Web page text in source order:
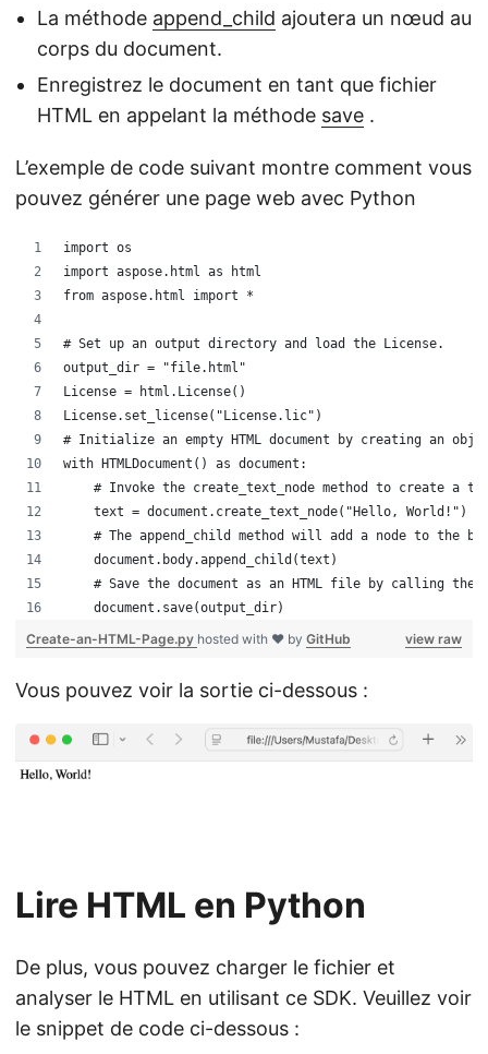
La méthode append_child ajoutera un nœud au
corps du document.
Enregistrez le document en tant que fichier
HTML en appelant la méthode save .
L’exemple de code suivant montre comment vous
pouvez générer une page web avec Python
import os
import aspose.html as html
from aspose.html import *
# Set up an output directory and load the License.
output_dir = "file.html"
License = html.License()
License.set_license("License.lic")
# Initialize an empty HTML document by creating an
with HTMLDocument() as document:
# Invoke the create_text_node method to create a
    text = document.create_text_node("Hello, World!")
# The append_child method will add a node to the
    document.body.append_child(text)
# Save the document as an HTML file by calling the
    document.save(output_dir)
view raw
Create-an-HTML-Page.py hosted with ❤ by GitHub
Vous pouvez voir la sortie ci-dessous :
Lire HTML en Python
De plus, vous pouvez charger le fichier et
analyser le HTML en utilisant ce SDK. Veuillez voir
le snippet de code ci-dessous :